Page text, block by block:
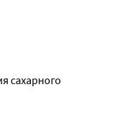
сахарного